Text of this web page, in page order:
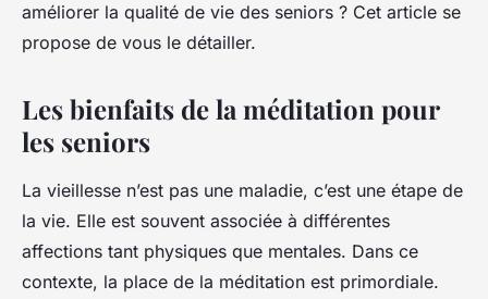
améliorer la qualité de vie des seniors ? Cet article se
propose de vous le détailler.
Les bienfaits de la méditation pour
les seniors
La vieillesse n’est pas une maladie, c’est une étape de
la vie. Elle est souvent associée à différentes
affections tant physiques que mentales. Dans ce
contexte, la place de la méditation est primordiale.